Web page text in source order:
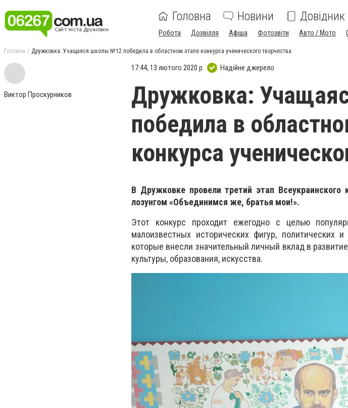
Головна Новини Довідник
Робота Дозвілля Афіша Фотозвіти Авто / Мото
Головна Дружковка: Учащаяся школы №12 победила в областном этапе конкурса ученического творчества
Виктор Проскурников
17:44, 13 лютого 2020 р. Надійне джерело
Дружковка:
победила в
конкурса
В Дружковке провели третий этап Всеукраинского
лозунгом «Объединимся же, братья мои!».
Этот конкурс проходит ежегодно с целью
малоизвестных исторических фигур, политических
которые внесли значительный личный вклад в
культуры, образования, искусства.